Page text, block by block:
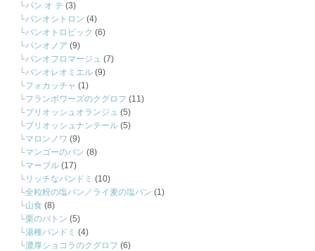
パン オ テ (3)
パンオシトロン (4)
パンオトロピック (6)
パンオノア (9)
パンオフロマージュ (7)
パンオレオミエル (9)
フォカッチャ (1)
フランボワーズのクグロフ (11)
ブリオッシュオランジュ (5)
ブリオッシュナンテール (5)
マロンノワ (9)
マンゴーのパン (8)
マーブル (17)
リッチなパンドミ (10)
全粒粉の塩パン／ライ麦の塩パン (1)
山食 (8)
栗のバトン (5)
湯種パンドミ (4)
濃厚ショコラのクグロフ (6)